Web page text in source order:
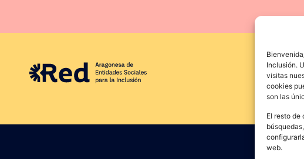
Inclusión.
visitas
cookies
son las
El resto de
web.